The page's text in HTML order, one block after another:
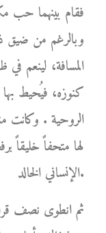
فقام بينهما حب
وبالرغم من ضيق
المسافة، لينعم
كنوزه، فيُحيط بها
الروحية . وكانت
لها متحفاً خليقاً
الإنساني الخالد.
ثم انطوى نصف